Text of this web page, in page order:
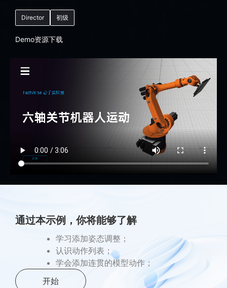
Director 初级
Demo资源下载
通过本示例，你将能够了解
学习添加姿态调整；
认识动作列表；
学会添加连贯的模型动作；
开始